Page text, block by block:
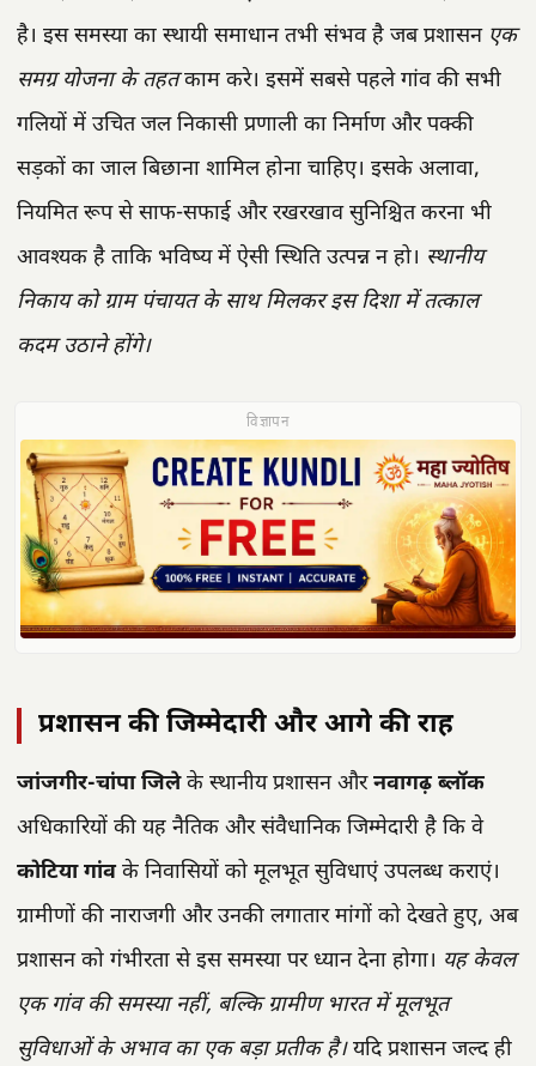
है। इस समस्या का स्थायी समाधान तभी संभव है जब प्रशासन एक
समग्र योजना के तहतकाम करे। इसमें सबसे पहले गांव की सभी
गलियों में उचित जल निकासी प्रणाली का निर्माण और पक्की
सड़कों का जाल बिछाना शामिल होना चाहिए। इसके अलावा,
नियमित रूप से साफ-सफाई और रखरखाव सुनिश्चित करना भी
आवश्यक है ताकि भविष्य में ऐसी स्थिति उत्पन्न न हो। स्थानीय
निकाय को ग्राम पंचायत के साथ मिलकर इस दिशा में तत्काल
कदम उठाने होंगे।
विज्ञापन
प्रशासन की जिम्मेदारी और आगे की राह
जांजगीर-चांपा जिलेके स्थानीय प्रशासन औरनवागढ़ ब्लॉक
अधिकारियों की यह नैतिक और संवैधानिक जिम्मेदारी है कि वे
कोटिया गांवके निवासियों को मूलभूत सुविधाएं उपलब्ध कराएं।
ग्रामीणों की नाराजगी और उनकी लगातार मांगों को देखते हुए, अब
प्रशासन को गंभीरता से इस समस्या पर ध्यान देना होगा। यह केवल
एक गांव की समस्या नहीं, बल्कि ग्रामीण भारत में मूलभूत
सुविधाओं के अभाव का एक बड़ा प्रतीक है।यदि प्रशासन जल्द ही